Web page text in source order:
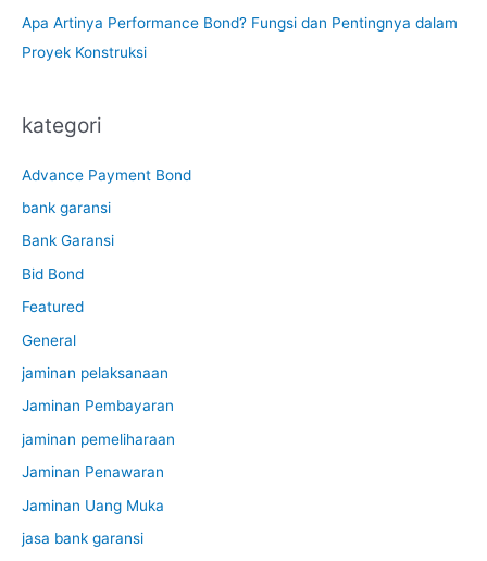
Apa Artinya Performance Bond? Fungsi dan Pentingnya dalam
Proyek Konstruksi
kategori
Advance Payment Bond
bank garansi
Bank Garansi
Bid Bond
Featured
General
jaminan pelaksanaan
Jaminan Pembayaran
jaminan pemeliharaan
Jaminan Penawaran
Jaminan Uang Muka
jasa bank garansi